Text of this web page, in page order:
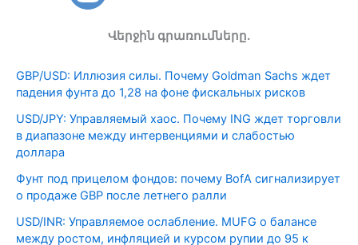
Վերջին գրառումները.
GBP/USD: Иллюзия силы. Почему Goldman Sachs ждет
падения фунта до 1,28 на фоне фискальных рисков
USD/JPY: Управляемый хаос. Почему ING ждет торговли
в диапазоне между интервенциями и слабостью
доллара
Фунт под прицелом фондов: почему BofA сигнализирует
о продаже GBP после летнего ралли
USD/INR: Управляемое ослабление. MUFG о балансе
между ростом, инфляцией и курсом рупии до 95 к